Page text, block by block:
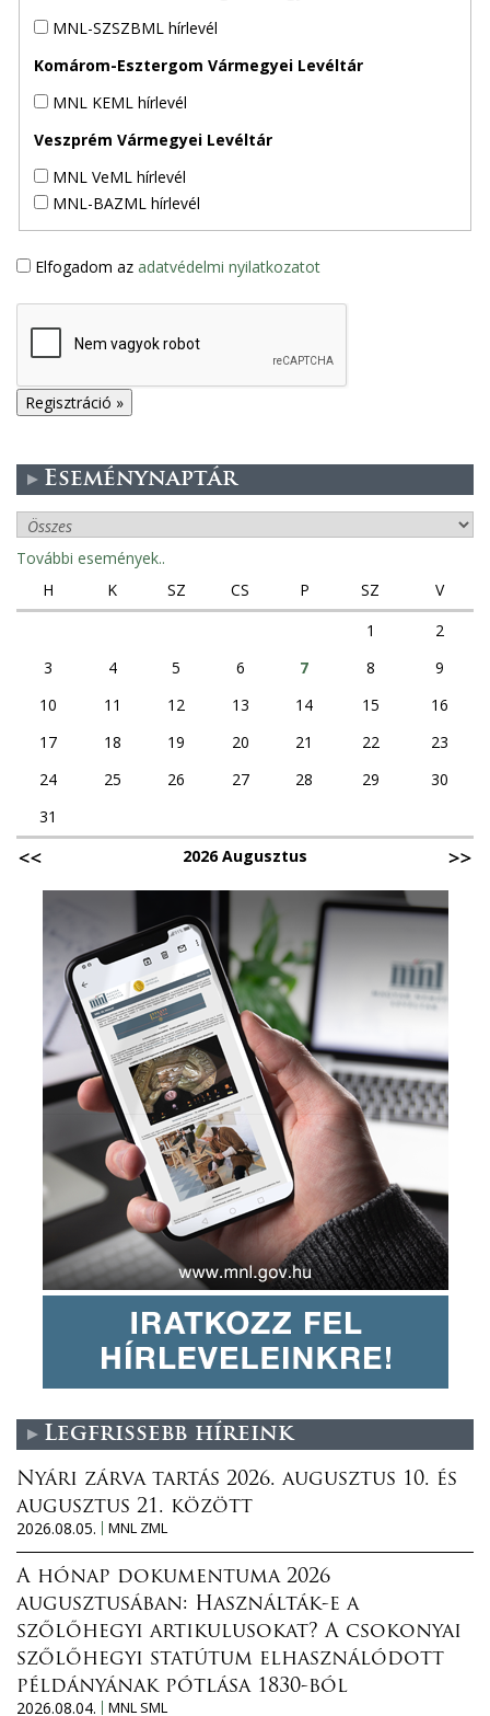
MNL-SZSZBML hírlevél
Komárom-Esztergom Vármegyei Levéltár
MNL KEML hírlevél
Veszprém Vármegyei Levéltár
MNL VeML hírlevél
MNL-BAZML hírlevél
Elfogadom az adatvédelmi nyilatkozatot
Eseménynaptár
További események..
H
K SZ CS P SZ
V
1
2
3
4 5 6 7 8
9
10
11 12 13 14 15
16
17
18 19 20 21 22
23
24
25 26 27 28 29
30
31
2026 Augusztus
Legfrissebb híreink
Nyári zárva tartás 2026. augusztus 10. és
augusztus 21. között
2026.08.05.
MNL ZML
A hónap dokumentuma 2026
augusztusában: Használták-e a
szőlőhegyi artikulusokat? A csokonyai
szőlőhegyi statútum elhasználódott
példányának pótlása 1830-ból
2026.08.04.
MNL SML